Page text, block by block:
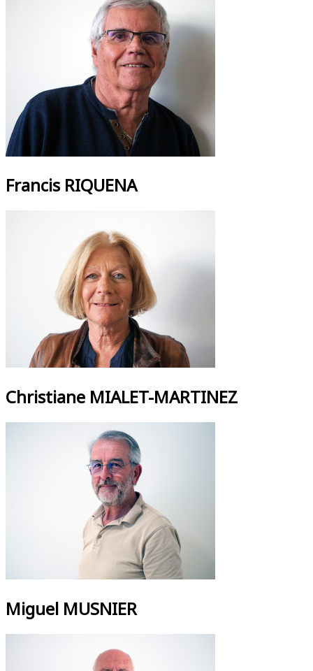
Francis RIQUENA
Christiane MIALET-MARTINEZ
Miguel MUSNIER